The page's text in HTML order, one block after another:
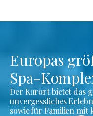
Europas
Spa-
Der Kurort bietet das
unvergessliches
sowie für Familien mit